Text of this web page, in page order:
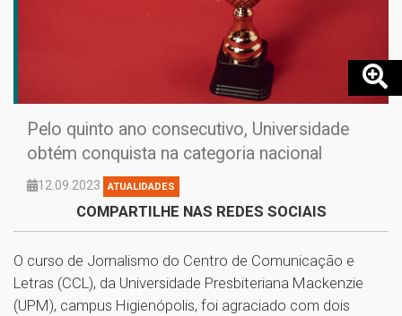
Pelo quinto ano consecutivo, Universidade
obtém conquista na categoria nacional
12.09.2023 ATUALIDADES
COMPARTILHE NAS REDES SOCIAIS
O curso de Jornalismo do Centro de Comunicação e
Letras (CCL), da Universidade Presbiteriana Mackenzie
(UPM), campus Higienópolis, foi agraciado com dois